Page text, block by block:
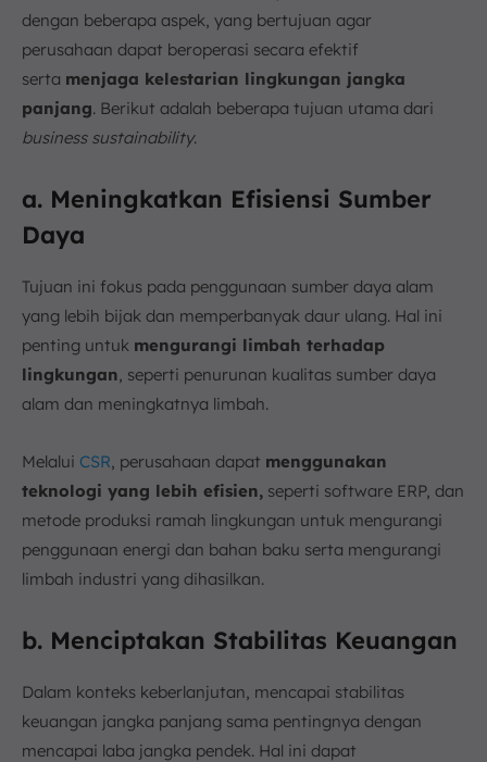
dengan beberapa aspek, yang bertujuan agar
perusahaan dapat beroperasi secara efektif
serta menjaga kelestarian lingkungan jangka
panjang. Berikut adalah beberapa tujuan utama dari
business sustainability.
a. Meningkatkan Efisiensi Sumber
Daya
Tujuan ini fokus pada penggunaan sumber daya alam
yang lebih bijak dan memperbanyak daur ulang. Hal ini
penting untuk mengurangi limbah terhadap
lingkungan, seperti penurunan kualitas sumber daya
alam dan meningkatnya limbah.
Melalui CSR, perusahaan dapat menggunakan
teknologi yang lebih efisien, seperti software ERP, dan
metode produksi ramah lingkungan untuk mengurangi
penggunaan energi dan bahan baku serta mengurangi
limbah industri yang dihasilkan.
b. Menciptakan Stabilitas Keuangan
Dalam konteks keberlanjutan, mencapai stabilitas
keuangan jangka panjang sama pentingnya dengan
mencapai laba jangka pendek. Hal ini dapat